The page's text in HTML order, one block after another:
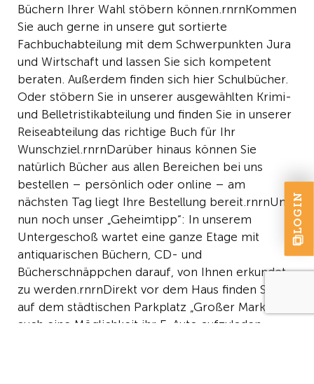
Büchern Ihrer Wahl stöbern können.rnrnKommen
Sie auch gerne in unsere gut sortierte
Fachbuchabteilung mit dem Schwerpunkten Jura
und Wirtschaft und lassen Sie sich kompetent
beraten. Außerdem finden sich hier Schulbücher.
Oder stöbern Sie in unserer ausgewählten Krimi-
und Belletristikabteilung und finden Sie in unserer
Reiseabteilung das richtige Buch für Ihr
Wunschziel.rnrnDarüber hinaus können Sie
natürlich Bücher aus allen Bereichen bei uns
bestellen – persönlich oder online – am
nächsten Tag liegt Ihre Bestellung bereit.rnrnUnd
nun noch unser „Geheimtipp“: In unserem
Untergeschoß wartet eine ganze Etage mit
antiquarischen Büchern, CD- und
Bücherschnäppchen darauf, von Ihnen erkundet
zu werden.rnrnDirekt vor dem Haus finden Sie
auf dem städtischen Parkplatz „Großer Markt“
auch eine Möglichkeit ihr E-Auto aufzuladen.
LOGIN